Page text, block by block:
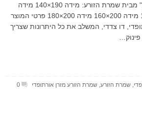
מזרן דגם "מקסימוס" מבית שמרת הזורע: מידה 190×140 מידה
190×160 מידה 200×140 מידה 200×160 מידה 200×180 פרטי המוצר
דו צדדי, המשלב את כל היתרונות שצריך
,שמרת הזורע ,שמרת הזורע מזרן אורתופדי 0